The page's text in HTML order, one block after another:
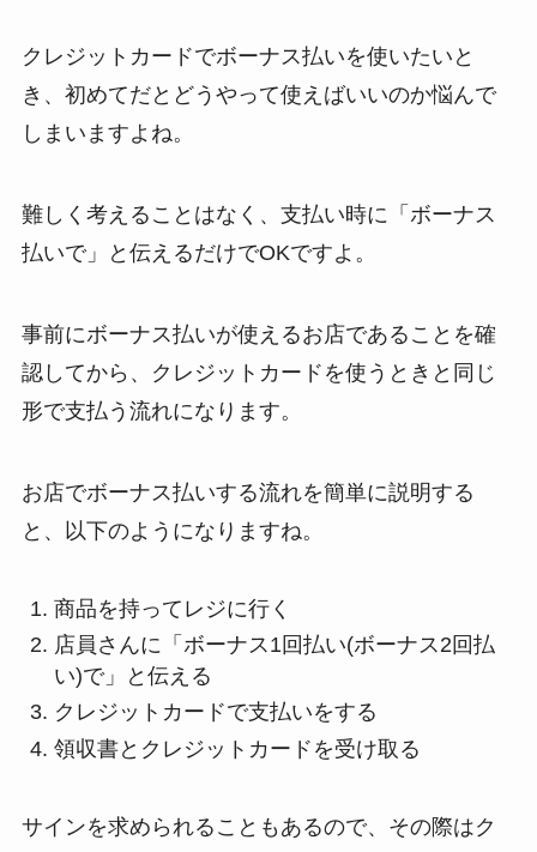
クレジットカードでボーナス払いを使いたいと
き、初めてだとどうやって使えばいいのか悩んで
しまいますよね。
難しく考えることはなく、支払い時に「ボーナス
払いで」と伝えるだけでOKですよ。
事前にボーナス払いが使えるお店であることを確
認してから、クレジットカードを使うときと同じ
形で支払う流れになります。
お店でボーナス払いする流れを簡単に説明する
と、以下のようになりますね。
商品を持ってレジに行く
店員さんに「ボーナス1回払い(ボーナス2回払
い)で」と伝える
クレジットカードで支払いをする
領収書とクレジットカードを受け取る
サインを求められることもあるので、その際はク